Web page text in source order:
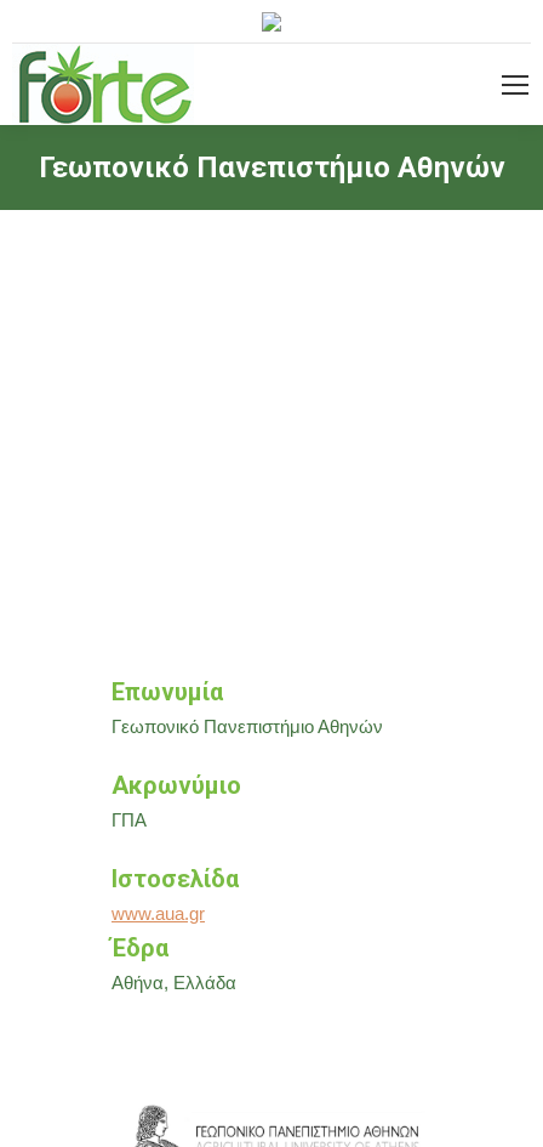
Γεωπονικό Πανεπιστήμιο Αθηνών
Επωνυμία
Γεωπονικό Πανεπιστήμιο Αθηνών
Ακρωνύμιο
ΓΠΑ
Ιστοσελίδα
www.aua.gr
Έδρα
Αθήνα, Ελλάδα